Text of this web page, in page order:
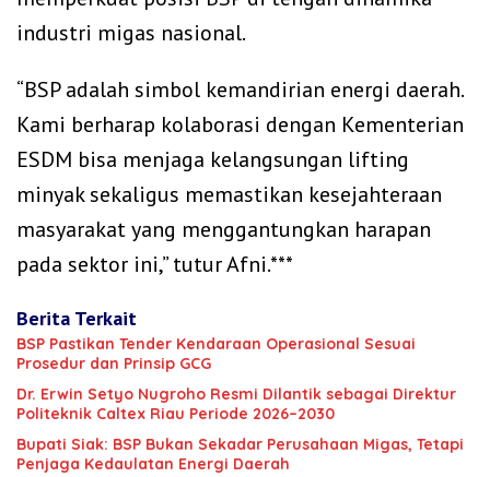
industri migas nasional.
“BSP adalah simbol kemandirian energi daerah.
Kami berharap kolaborasi dengan Kementerian
ESDM bisa menjaga kelangsungan lifting
minyak sekaligus memastikan kesejahteraan
masyarakat yang menggantungkan harapan
pada sektor ini,” tutur Afni.***
Berita Terkait
BSP Pastikan Tender Kendaraan Operasional Sesuai
Prosedur dan Prinsip GCG
‎Dr. Erwin Setyo Nugroho Resmi Dilantik sebagai Direktur
Politeknik Caltex Riau Periode 2026–2030
Bupati Siak: BSP Bukan Sekadar Perusahaan Migas, Tetapi
Penjaga Kedaulatan Energi Daerah